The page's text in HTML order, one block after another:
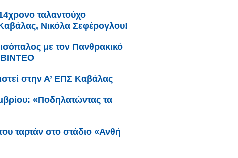
ταλαντούχο
Νικόλα Σεφέρογλου!
με τον Πανθρακικό
ΒΙΝΤΕΟ
στην Α’ ΕΠΣ Καβάλας
«Ποδηλατώντας τα
ταρτάν στο στάδιο «Ανθή